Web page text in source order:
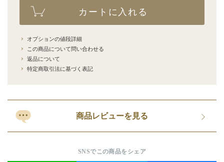
カートに入れる
オプションの値段詳細
この商品について問い合わせる
返品について
特定商取引法に基づく表記
商品レビューを見る
SNSでこの商品をシェア